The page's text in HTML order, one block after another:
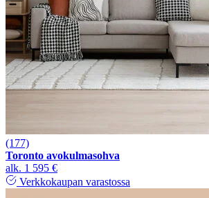
(177)
Toronto avokulmasohva
alk. 1 595 €
Verkkokaupan varastossa